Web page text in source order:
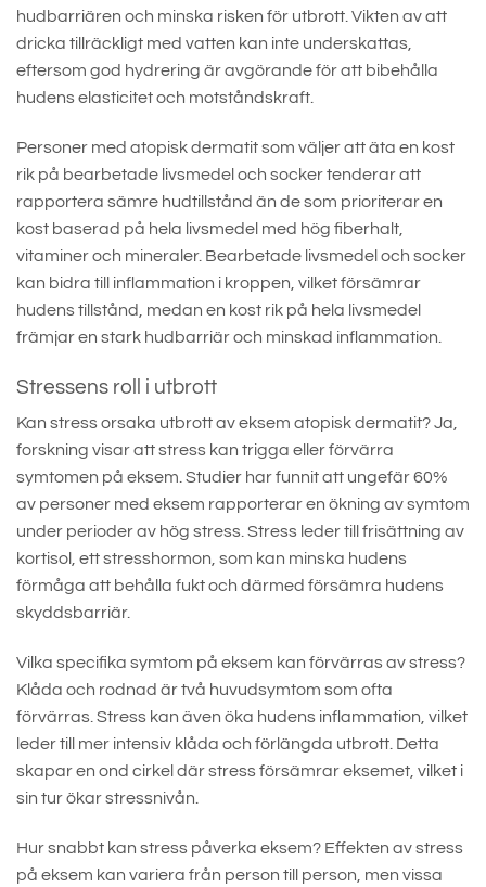
hudbarriären och minska risken för utbrott. Vikten av att
dricka tillräckligt med vatten kan inte underskattas,
eftersom god hydrering är avgörande för att bibehålla
hudens elasticitet och motståndskraft.
Personer med atopisk dermatit som väljer att äta en kost
rik på bearbetade livsmedel och socker tenderar att
rapportera sämre hudtillstånd än de som prioriterar en
kost baserad på hela livsmedel med hög fiberhalt,
vitaminer och mineraler. Bearbetade livsmedel och socker
kan bidra till inflammation i kroppen, vilket försämrar
hudens tillstånd, medan en kost rik på hela livsmedel
främjar en stark hudbarriär och minskad inflammation.
Stressens roll i utbrott
Kan stress orsaka utbrott av eksem atopisk dermatit? Ja,
forskning visar att stress kan trigga eller förvärra
symtomen på eksem. Studier har funnit att ungefär 60%
av personer med eksem rapporterar en ökning av symtom
under perioder av hög stress. Stress leder till frisättning av
kortisol, ett stresshormon, som kan minska hudens
förmåga att behålla fukt och därmed försämra hudens
skyddsbarriär.
Vilka specifika symtom på eksem kan förvärras av stress?
Klåda och rodnad är två huvudsymtom som ofta
förvärras. Stress kan även öka hudens inflammation, vilket
leder till mer intensiv klåda och förlängda utbrott. Detta
skapar en ond cirkel där stress försämrar eksemet, vilket i
sin tur ökar stressnivån.
Hur snabbt kan stress påverka eksem? Effekten av stress
på eksem kan variera från person till person, men vissa